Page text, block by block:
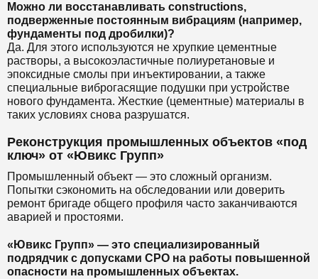
Можно ли восстанавливать constructions,
подверженные постоянным вибрациям (например,
фундаменты под дробилки)?
Да. Для этого используются не хрупкие цементные
растворы, а высокоэластичные полиуретановые и
эпоксидные смолы при инъектировании, а также
специальные виброгасящие подушки при устройстве
нового фундамента. Жесткие (цементные) материалы в
таких условиях снова разрушатся.
Реконструкция промышленных объектов «под
ключ» от «Ювикс Групп»
Промышленный объект — это сложный организм.
Попытки сэкономить на обследовании или доверить
ремонт бригаде общего профиля часто заканчиваются
аварией и простоями.
«Ювикс Групп» — это специализированный
подрядчик с допусками СРО на работы повышенной
опасности на промышленных объектах.